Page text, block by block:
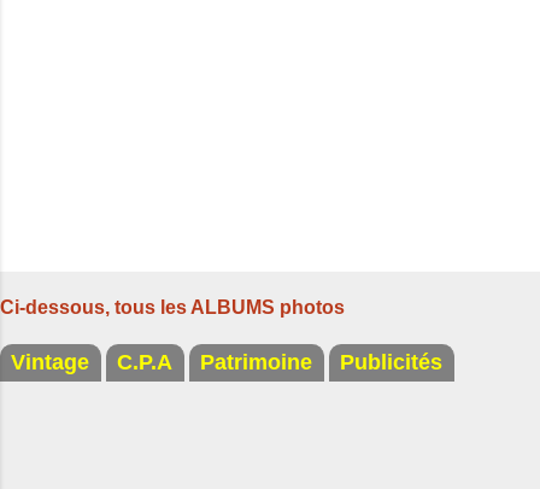
Ci-dessous, tous les ALBUMS photos
Vintage C.P.A Patrimoine Publicités